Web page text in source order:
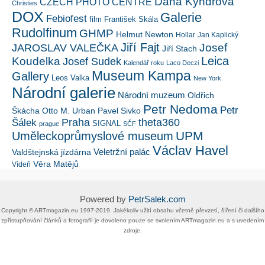
Christies CZECH PHOTO CENTRE
DOX Febiofest film František Skála Galerie
Rudolfinum GHMP Helmut Newton Hollar Jan Kaplický
JAROSLAV VALEČKA Jiří Fajt Jiří Stach Josef
Koudelka Josef Sudek Kalendář roku Laco Deczi Leica
Gallery Leos Valka Museum Kampa New York
Národní galerie Národní muzeum Oldřich
Škácha Otto M. Urban Pavel Sivko Petr Nedoma Petr
Šálek prague Praha SIGNAL SČF theta360
Uměleckoprůmyslové museum UPM
Valdštejnská jízdárna Veletržní palác Václav Havel
Vídeň Věra Matějů
Powered by PetrSalek.com
Copyright ©​ ​​ARTmagazin.eu ​1997-2019​.​ Jakékoliv užití obsahu včetně převzetí, šíření či dalšího
zpřístupňování článků a fotografií je dovoleno pouze se svolením ​ARTmagazin.eu​ ​a s uvedením
zdroje.